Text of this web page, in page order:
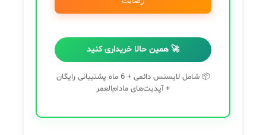
🚀 همین حالا خریداری کنید
📦 شامل لایسنس دائمی + 6 ماه پشتیبانی رایگان
+ آپدیت‌های مادام‌العمر